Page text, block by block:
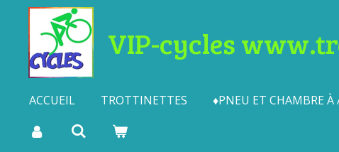
Passer
contenu
principal
VIP-cycles
ACCUEIL TROTTINETTES ♦PNEU ET CHAMBRE À